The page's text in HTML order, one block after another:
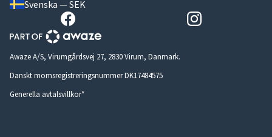
Svenska — SEK
Awaze A/S, Virumgårdsvej 27, 2830 Virum, Danmark.
Danskt momsregistreringsnummer DK17484575
Generella avtalsvillkor*